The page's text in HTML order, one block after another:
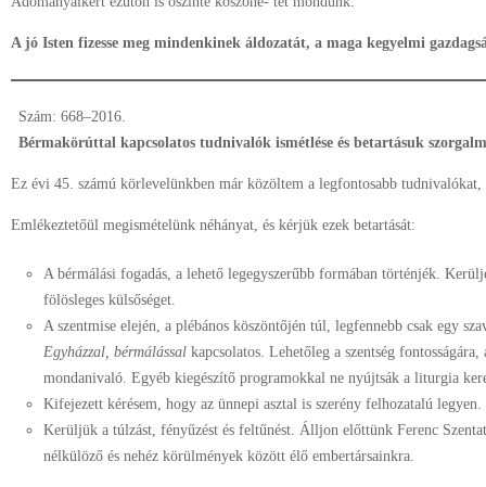
A jó Isten fizesse meg mindenkinek áldozatát, a maga kegyelmi
Szám: 668–2016.
Bérmakörúttal kapcsolatos tudnivalók ismétlése és betartásuk
Ez évi 45. számú körlevelünkben már közöltem a legfontosabb tudnivalókat,
Emlékeztetőül megismételünk néhányat, és kérjük ezek betartását:
A bérmálási fogadás, a lehető legegyszerűbb formában történjék.
fölösleges külsőséget.
A szentmise elején, a plébános köszöntőjén túl, legfennebb csak egy
Egyházzal, bérmálással kapcsolatos. Lehetőleg a szentség
mondanivaló. Egyéb kiegészítő programokkal ne nyújtsák a liturgia
Kifejezett kérésem, hogy az ünnepi asztal is szerény felhozatalú legyen.
Kerüljük a túlzást, fényűzést és feltűnést. Álljon előttünk Ferenc
nélkülöző és nehéz körülmények között élő embertársainkra.